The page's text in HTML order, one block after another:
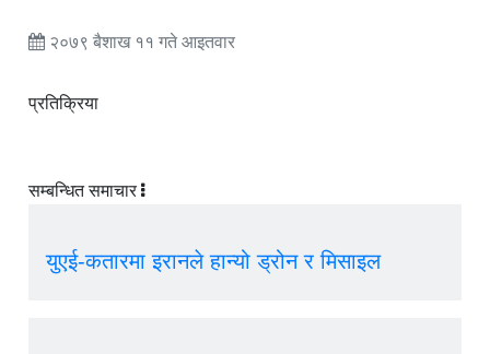
२०७९ बैशाख ११ गते आइतवार
प्रतिक्रिया
सम्बन्धित समाचार
युएई-कतारमा इरानले हान्यो ड्रोन र मिसाइल